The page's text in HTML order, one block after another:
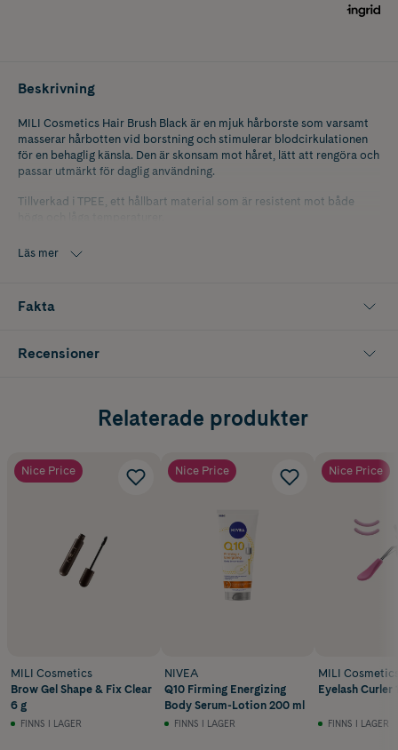
Beskrivning
MILI Cosmetics Hair Brush Black är en mjuk hårborste som varsamt
masserar hårbotten vid borstning och stimulerar blodcirkulationen
för en behaglig känsla. Den är skonsam mot håret, lätt att rengöra och
passar utmärkt för daglig användning.
Tillverkad i TPEE, ett hållbart material som är resistent mot både
Storlek: 22 × 6,8 × 3,5 cm.
Läs mer
Fakta
Recensioner
Relaterade produkter
Nice Price
MILI Cosmetics
Brow Gel Shape & Fix Clear
6 g
FINNS I LAGER
Nice Price
NIVEA
Q10 Firming Energizing
Body Serum-Lotion 200 ml
FINNS I LAGER
Nice Price
MILI
Eyelash Curler
FINNS I LAGER